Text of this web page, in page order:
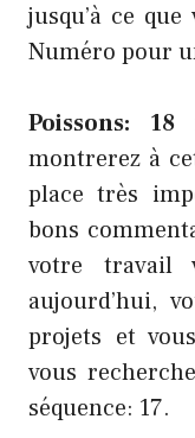
jusqu’à ce
Numéro pour
Poissons:
montrerez à
place très
bons
votre travail
aujourd’hui,
projets et
vous
séquence: 17.